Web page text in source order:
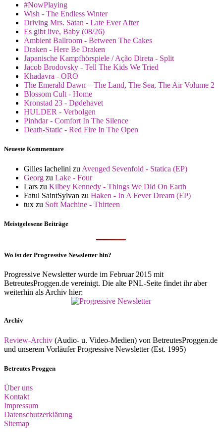
#NowPlaying
Wish - The Endless Winter
Driving Mrs. Satan - Late Ever After
Es gibt live, Baby (08/26)
Ambient Ballroom - Between The Cakes
Draken - Here Be Draken
Japanische Kampfhörspiele / Ação Direta - Split
Jacob Brodovsky - Tell The Kids We Tried
Khadavra - ORO
The Emerald Dawn – The Land, The Sea, The Air Volume 2
Blossom Cult - Home
Kronstad 23 - Dødehavet
HULDER - Verbolgen
Pinhdar - Comfort In The Silence
Death-Static - Red Fire In The Open
Neueste Kommentare
Gilles Iachelini zu Avenged Sevenfold - Statica (EP)
Georg zu Lake - Four
Lars zu Kilbey Kennedy - Things We Did On Earth
Fatul SaintSylvan zu Haken - In A Fever Dream (EP)
tux zu Soft Machine - Thirteen
Meistgelesene Beiträge
Wo ist der Progressive Newsletter hin?
Progressive Newsletter wurde im Februar 2015 mit
BetreutesProggen.de vereinigt. Die alte PNL-Seite findet ihr aber
weiterhin als Archiv hier:
Archiv
Review-Archiv (Audio- u. Video-Medien) von BetreutesProggen.de
und unserem Vorläufer Progressive Newsletter (Est. 1995)
Betreutes Proggen
Über uns
Kontakt
Impressum
Datenschutzerklärung
Sitemap